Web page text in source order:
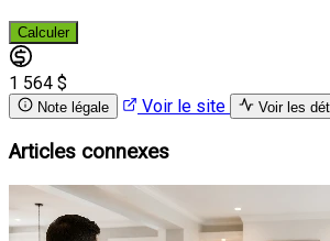
Calculer
1 564 $
Note légale Voir le site Voir les
Articles connexes